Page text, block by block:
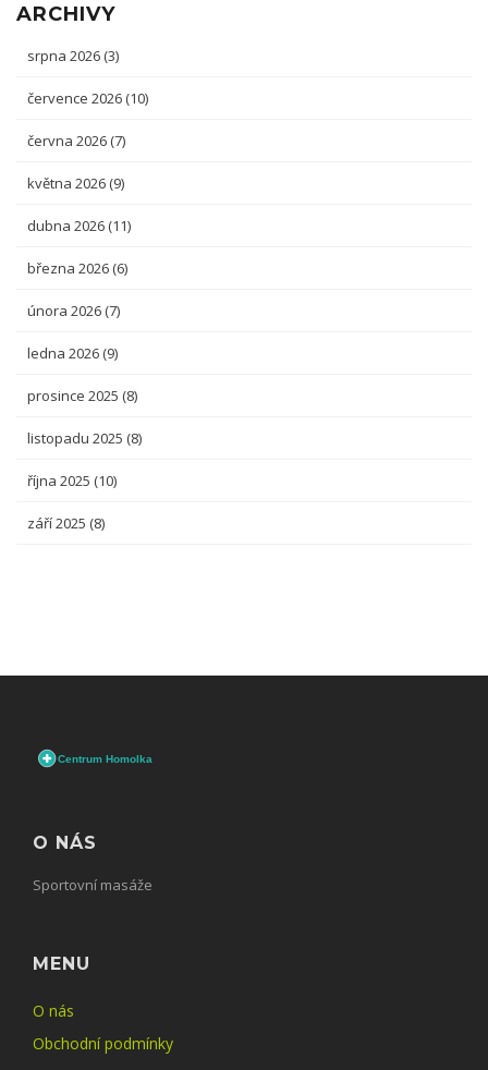
ARCHIVY
srpna 2026 (3)
července 2026 (10)
června 2026 (7)
května 2026 (9)
dubna 2026 (11)
března 2026 (6)
února 2026 (7)
ledna 2026 (9)
prosince 2025 (8)
listopadu 2025 (8)
října 2025 (10)
září 2025 (8)
O NÁS
Sportovní masáže
MENU
O nás
Obchodní podmínky